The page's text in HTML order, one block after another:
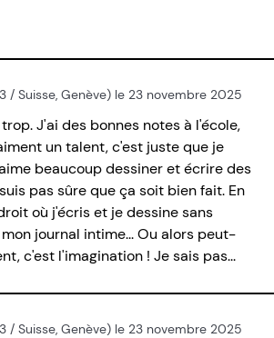
/ Suisse, Genève) le 23 novembre 2025
J'ai des bonnes notes à l'école,
un talent, c'est juste que je
beaucoup dessiner et écrire des
pas sûre que ça soit bien fait. En
où j'écris et je dessine sans
journal intime... Ou alors peut-
c'est l'imagination ! Je sais pas...
/ Suisse, Genève) le 23 novembre 2025